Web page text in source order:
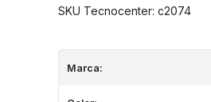
SKU Tecnocenter: c2074
Marca: